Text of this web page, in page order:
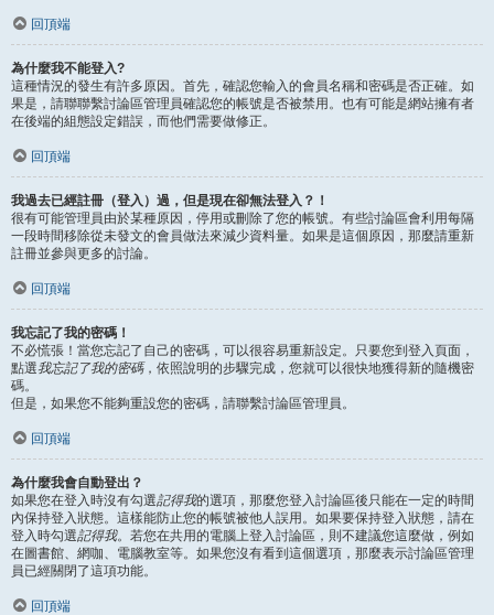
回頂端
為什麼我不能登入?
這種情況的發生有許多原因。首先，確認您輸入的會員名稱和密碼是否正確。如
果是，請聯聯繫討論區管理員確認您的帳號是否被禁用。也有可能是網站擁有者
在後端的組態設定錯誤，而他們需要做修正。
回頂端
我過去已經註冊（登入）過，但是現在卻無法登入？！
很有可能管理員由於某種原因，停用或刪除了您的帳號。有些討論區會利用每隔
一段時間移除從未發文的會員做法來減少資料量。如果是這個原因，那麼請重新
註冊並參與更多的討論。
回頂端
我忘記了我的密碼！
不必慌張！當您忘記了自己的密碼，可以很容易重新設定。只要您到登入頁面，
點選我忘記了我的密碼，依照說明的步驟完成，您就可以很快地獲得新的隨機密
碼。
但是，如果您不能夠重設您的密碼，請聯繫討論區管理員。
回頂端
為什麼我會自動登出？
如果您在登入時沒有勾選記得我的選項，那麼您登入討論區後只能在一定的時間
內保持登入狀態。這樣能防止您的帳號被他人誤用。如果要保持登入狀態，請在
登入時勾選記得我。若您在共用的電腦上登入討論區，則不建議您這麼做，例如
在圖書館、網咖、電腦教室等。如果您沒有看到這個選項，那麼表示討論區管理
員已經關閉了這項功能。
回頂端